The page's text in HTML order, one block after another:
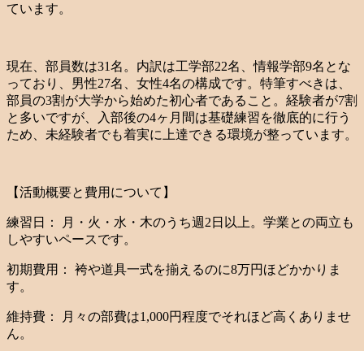
ています。
現在、部員数は31名。内訳は工学部22名、情報学部9名とな
っており、男性27名、女性4名の構成です。特筆すべきは、
部員の3割が大学から始めた初心者であること。経験者が7割
と多いですが、入部後の4ヶ月間は基礎練習を徹底的に行う
ため、未経験者でも着実に上達できる環境が整っています。
【活動概要と費用について】
練習日： 月・火・水・木のうち週2日以上。学業との両立も
しやすいペースです。
初期費用： 袴や道具一式を揃えるのに8万円ほどかかりま
す。
維持費： 月々の部費は1,000円程度でそれほど高くありませ
ん。